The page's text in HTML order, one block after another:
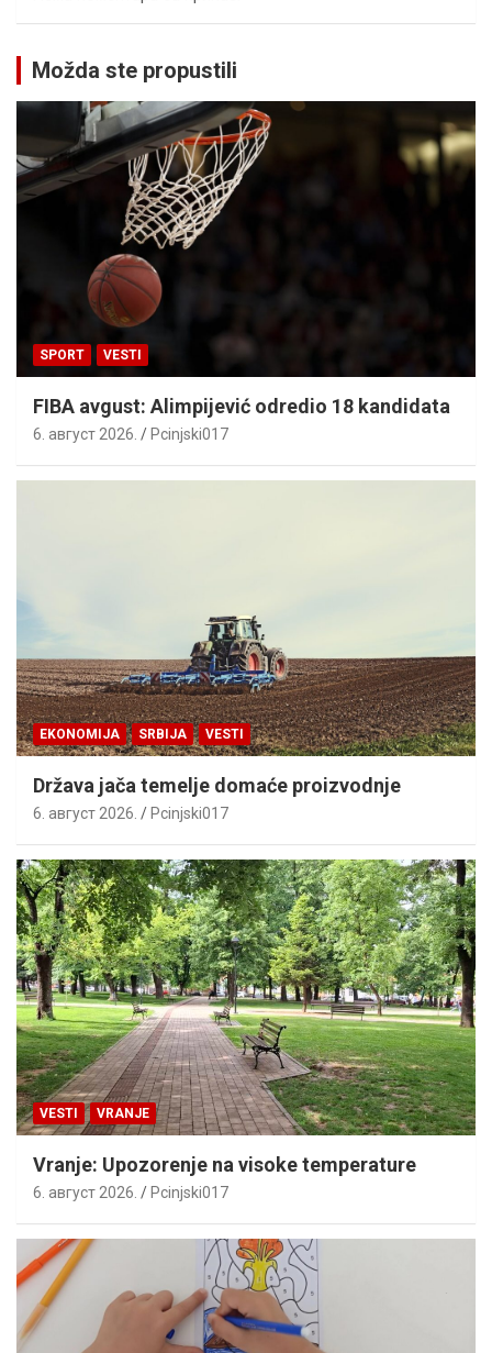
Možda ste propustili
SPORT VESTI
FIBA avgust: Alimpijević odredio 18 kandidata
6. август 2026. Pcinjski017
EKONOMIJA SRBIJA VESTI
Država jača temelje domaće proizvodnje
6. август 2026. Pcinjski017
VESTI VRANJE
Vranje: Upozorenje na visoke temperature
6. август 2026. Pcinjski017